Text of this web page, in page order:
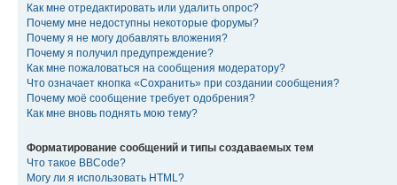
Как мне отредактировать или удалить опрос?
Почему мне недоступны некоторые форумы?
Почему я не могу добавлять вложения?
Почему я получил предупреждение?
Как мне пожаловаться на сообщения модератору?
Что означает кнопка «Сохранить» при создании сообщения?
Почему моё сообщение требует одобрения?
Как мне вновь поднять мою тему?
Форматирование сообщений и типы создаваемых тем
Что такое BBCode?
Могу ли я использовать HTML?